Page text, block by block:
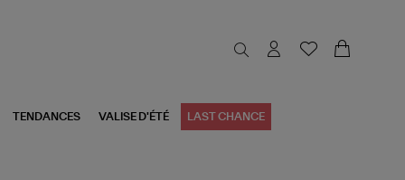
TENDANCES VALISE D'ÉTÉ LAST CHANCE